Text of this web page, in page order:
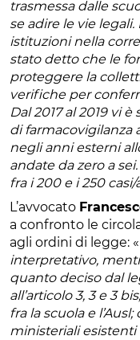
trasmessa dalle
se adire le vie
istituzioni nella
stato detto che le
proteggere la
verifiche per
Dal 2017 al 2019 vi
di farmacovigilanza
negli anni esterni
andate da zero a
fra i 200 e i 250
L’avvocato
a confronto le
agli ordini di legge: «
interpretativo,
quanto deciso dal
all’articolo 3, 3 e 3
fra la scuola e
ministeriali